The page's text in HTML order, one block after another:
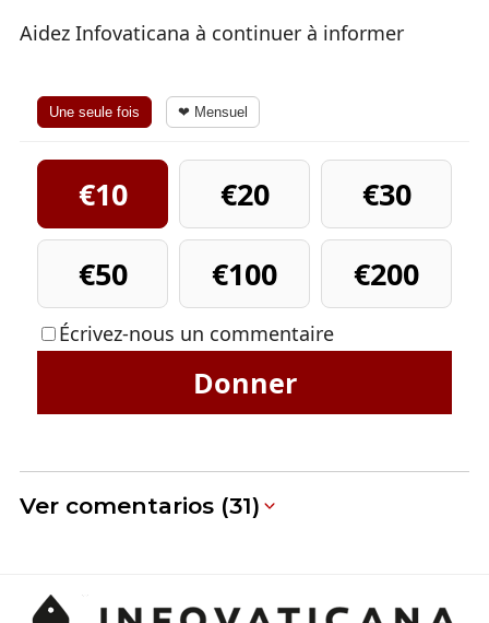
Aidez Infovaticana à continuer à informer
Une seule fois ❤ Mensuel
€10 €20
€30
€50
€100 €200
Écrivez-nous un commentaire
Donner
Ver comentarios (31)